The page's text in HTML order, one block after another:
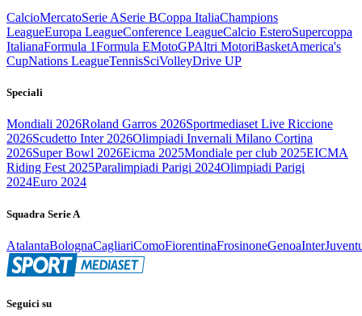
CalcioMercatoSerie ASerie BCoppa ItaliaChampions
LeagueEuropa LeagueConference LeagueCalcio EsteroSupercoppa
ItalianaFormula 1Formula EMotoGPAltri MotoriBasketAmerica's
CupNations LeagueTennisSciVolleyDrive UP
Speciali
Mondiali 2026Roland Garros 2026Sportmediaset Live Riccione
2026Scudetto Inter 2026Olimpiadi Invernali Milano Cortina
2026Super Bowl 2026Eicma 2025Mondiale per club 2025EICMA
Riding Fest 2025Paralimpiadi Parigi 2024Olimpiadi Parigi
2024Euro 2024
Squadra Serie A
AtalantaBolognaCagliariComoFiorentinaFrosinoneGenoaInter
Seguici su